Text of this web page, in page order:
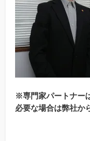
※専門家パートナー
必要な場合は弊社か